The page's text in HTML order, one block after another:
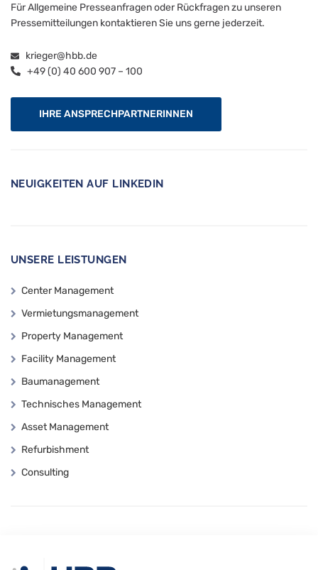
Für Allgemeine Presseanfragen oder Rückfragen zu unseren
Pressemitteilungen kontaktieren Sie uns gerne jederzeit.
krieger@hbb.de
+49 (0) 40 600 907 – 100
IHRE ANSPRECHPARTNERINNEN
NEUIGKEITEN AUF LINKEDIN
UNSERE LEISTUNGEN
Center Management
Vermietungsmanagement
Property Management
Facility Management
Baumanagement
Technisches Management
Asset Management
Refurbishment
Consulting